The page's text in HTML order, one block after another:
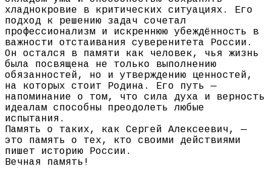
хладнокровие в критических ситуациях. Его
подход к решению задач сочетал
профессионализм и искреннюю убеждённость в
важности отстаивания суверенитета России.
Он остался в памяти как человек, чья жизнь
была посвящена не только выполнению
обязанностей, но и утверждению ценностей,
на которых стоит Родина. Его путь —
напоминание о том, что сила духа и верность
идеалам способны преодолеть любые
испытания.
Память о таких, как Сергей Алексеевич, —
это память о тех, кто своими действиями
пишет историю России.
Вечная память!